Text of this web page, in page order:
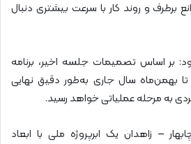
برطرف و روند کار با سرعت بیشتری دنبال
بر اساس تصمیمات جلسه اخیر، برنامه
تا بهمن‌ماه سال جاری به‌طور دقیق نهایی
به مرحله عملیاتی خواهد رسید.
– زاهدان یک ابرپروژه ملی با ابعاد